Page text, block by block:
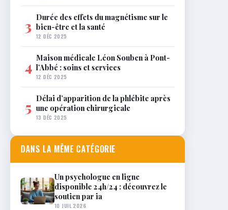
3 Durée des effets du magnétisme sur le
bien-être et la santé
12 DÉC 2025
4 Maison médicale Léon Souben à Pont-
l’Abbé : soins et services
12 DÉC 2025
5 Délai d’apparition de la phlébite après
une opération chirurgicale
13 DÉC 2025
DANS LA MÊME CATÉGORIE
Un psychologue en ligne
disponible 24h/24 : découvrez le
soutien par ia
10 JUIL 2026